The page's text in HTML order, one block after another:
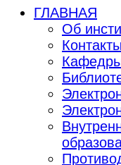
ГЛАВНАЯ
Об
Контакты